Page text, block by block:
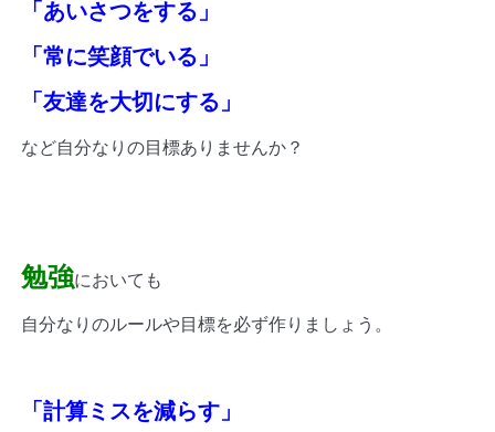
「あいさつをする」
「常に笑顔でいる」
「友達を大切にする」
など自分なりの目標ありませんか？
勉強においても
自分なりのルールや目標を必ず作りましょう。
「計算ミスを減らす」